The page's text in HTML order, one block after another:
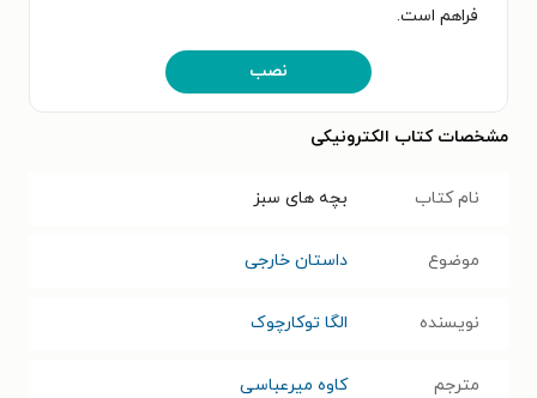
فراهم است.
نصب
مشخصات کتاب الکترونیکی
نام کتاب بچه های سبز
موضوع داستان خارجی
نویسنده الگا توکارچوک
مترجم کاوه میرعباسی